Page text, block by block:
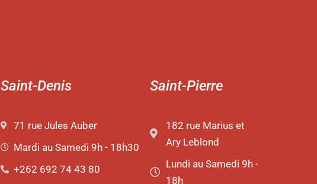
Saint-Denis
71 rue Jules Auber
Mardi au Samedi 9h - 18h30
+262 692 74 43 80
Saint-Pierre
182 rue Marius et
Ary Leblond
Lundi au Samedi 9h -
18h